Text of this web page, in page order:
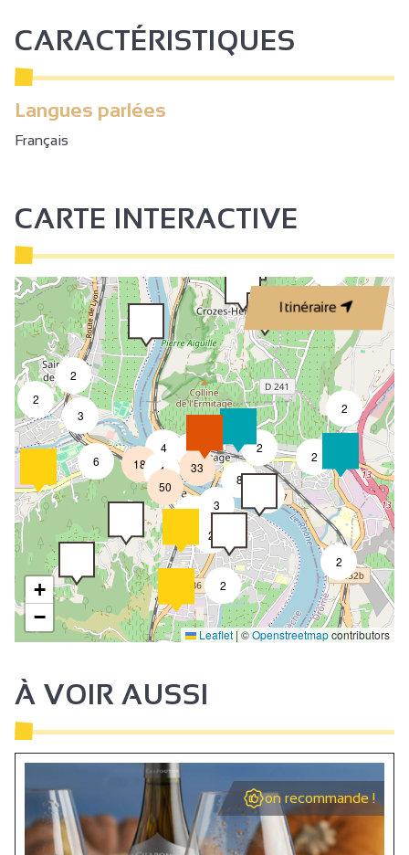
CARACTÉRISTIQUES
Langues parlées
Français
CARTE INTERACTIVE
Itinéraire
2
2
2
2
2
2
2
8
2
3
6
4
4
18
7
2
3
50
33
+
−
Leaflet | ©Openstreetmapcontributors
À VOIR AUSSI
on recommande !